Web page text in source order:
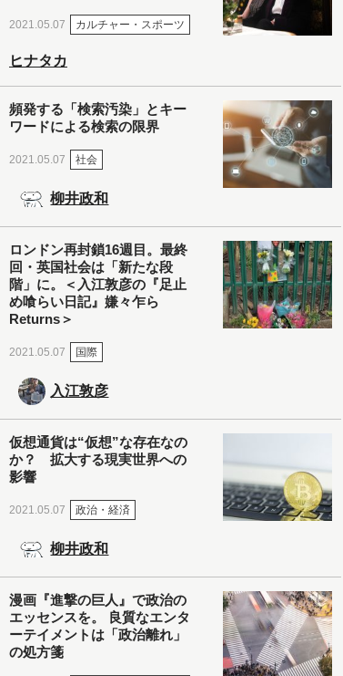
2021.05.07 カルチャー・スポーツ
ヒナタカ
頻発する「検索汚染」とキー
ワードによる検索の限界
2021.05.07 社会
柳井政和
ロンドン再封鎖16週目。最終
回・英国社会は「新たな段
階」に。＜入江敦彦の『足止
め喰らい日記』嫌々乍ら
Returns＞
2021.05.07 国際
入江敦彦
仮想通貨は“仮想”な存在なの
か？ 拡大する現実世界への
影響
2021.05.07 政治・経済
柳井政和
漫画『進撃の巨人』で政治の
エッセンスを。 良質なエンタ
ーテイメントは「政治離れ」
の処方箋